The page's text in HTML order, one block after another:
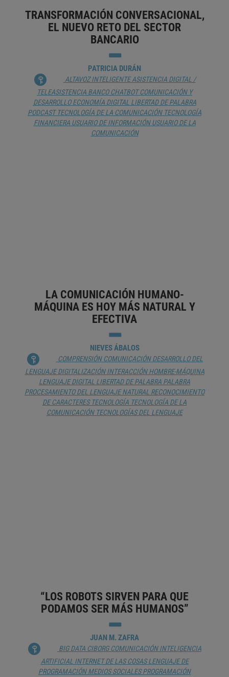
TRANSFORMACIÓN CONVERSACIONAL,
EL NUEVO RETO DEL SECTOR
BANCARIO
PATRICIA DURÁN
ALTAVOZ INTELIGENTE ASISTENCIA DIGITAL /
TELEASISTENCIA BANCO CHATBOT COMUNICACIÓN Y
DESARROLLO ECONOMÍA DIGITAL LIBERTAD DE PALABRA
PODCAST TECNOLOGÍA DE LA COMUNICACIÓN TECNOLOGÍA
FINANCIERA USUARIO DE INFORMACIÓN USUARIO DE LA
COMUNICACIÓN
LA COMUNICACIÓN HUMANO-
MÁQUINA ES HOY MÁS NATURAL Y
EFECTIVA
NIEVES ÁBALOS
COMPRENSIÓN COMUNICACIÓN DESARROLLO DEL
LENGUAJE DIGITALIZACIÓN INTERACCIÓN HOMBRE-MÁQUINA
LENGUAJE DIGITAL LIBERTAD DE PALABRA PALABRA
PROCESAMIENTO DEL LENGUAJE NATURAL RECONOCIMIENTO
DE CARACTERES TECNOLOGÍA TECNOLOGÍA DE LA
COMUNICACIÓN TECNOLOGÍAS DEL LENGUAJE
“LOS ROBOTS SIRVEN PARA QUE
PODAMOS SER MÁS HUMANOS”
JUAN M. ZAFRA
BIG DATA CIBORG COMUNICACIÓN INTELIGENCIA
ARTIFICIAL INTERNET DE LAS COSAS LENGUAJE DE
PROGRAMACIÓN MEDIOS SOCIALES PROGRAMACIÓN